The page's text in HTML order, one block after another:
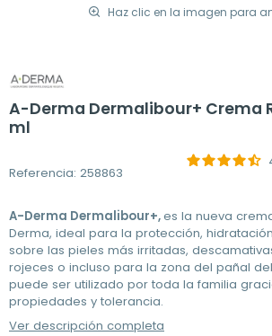
Haz clic en la imagen para
A-Derma Dermalibour+ Crema
ml
Referencia: 258863
A-Derma Dermalibour+,es la nueva
Derma, ideal para la protección,
sobre las pieles más irritadas,
rojeces o incluso para la zona del pañal
puede ser utilizado por toda la familia
propiedades y tolerancia.
Ver descripción completa